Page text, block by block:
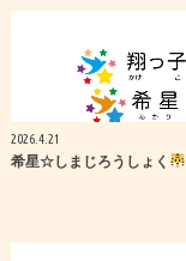
2026.4.21
希星☆しまじろうしょく